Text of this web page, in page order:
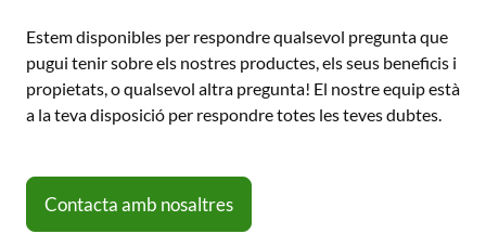
Estem disponibles per respondre qualsevol pregunta que
pugui tenir sobre els nostres productes, els seus beneficis i
propietats, o qualsevol altra pregunta! El nostre equip està
a la teva disposició per respondre totes les teves dubtes.
Contacta amb nosaltres